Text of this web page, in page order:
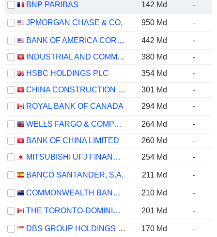
BNP PARIBAS 142 Md -
JPMORGAN CHASE & CO. 950 Md -
BANK OF AMERICA CORPORATION 442 Md
-
INDUSTRIAL AND COMMERCIAL BANK OF CHINA LIMITED
380 Md
-
HSBC HOLDINGS PLC
354 Md
-
CHINA CONSTRUCTION BANK CORPORATION
301 Md
-
ROYAL BANK OF CANADA
294 Md -
WELLS FARGO & COMPANY 264 Md
-
BANK OF CHINA LIMITED
260 Md
-
MITSUBISHI UFJ FINANCIAL GROUP, INC.
254 Md -
BANCO SANTANDER, S.A. 211 Md -
COMMONWEALTH BANK OF AUSTRALIA 210 Md -
THE TORONTO-DOMINION BANK 201 Md -
DBS GROUP HOLDINGS LTD 170 Md -